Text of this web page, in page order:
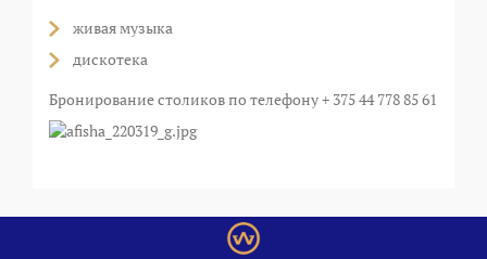
живая музыка
дискотека
Бронирование столиков по телефону + 375 44 778 85 61